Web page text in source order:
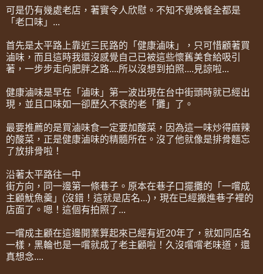
可是仍有幾處老店，著實令人欣慰。不知不覺晚餐全都是
「老口味」...
首先是太平路上靠近三民路的「健康滷味」，只可惜顧著買
滷味，而且這時我還沒感覺自己已被這些懷舊美食給吸引
著，一步步走向肥胖之路....所以沒想到拍照....見諒啦...
健康滷味是早在「滷味」第一波出現在台中街頭時就已經出
現，並且口味如一卻歷久不衰的老「攤」了。
最要推薦的是買滷味食一定要加酸菜，因為這一味炒得麻辣
的酸菜，正是健康滷味的精髓所在。沒了他就像是排骨麵忘
了放排骨啦！
沿著太平路往一中
街方向，同一邊第一條巷子。原本在巷子口擺攤的「一嚐成
主顧魷魚羹」(沒錯！這就是店名...)，現在已經搬進巷子裡的
店面了。嗯！這個有拍照了...
一嚐成主顧在這邊開業算起來已經有近20年了，就如同店名
一樣，黑輪也是一嚐就成了老主顧啦！久沒嚐嚐老味道，還
真想念....